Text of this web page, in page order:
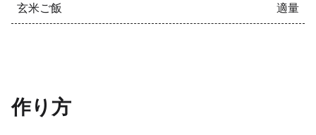
玄米ご飯 適量
作り方